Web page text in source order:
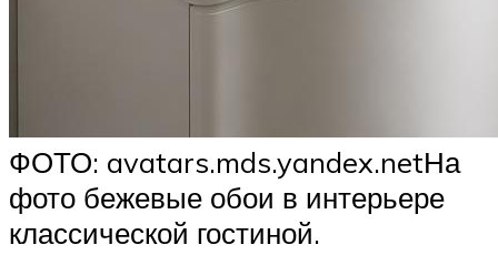
ФОТО: avatars.mds.yandex.netНа
фото бежевые обои в интерьере
классической гостиной.